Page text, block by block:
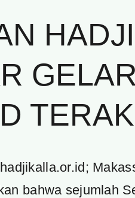
bahwa sejumlah